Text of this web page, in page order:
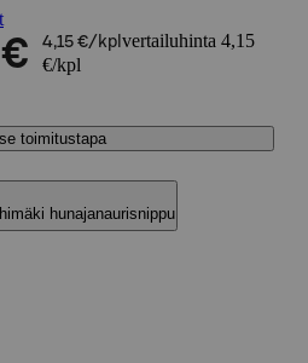
4,15 €/kpl vertailuhinta 4,15
€/kpl
toimitustapa
hunajanaurisnippu